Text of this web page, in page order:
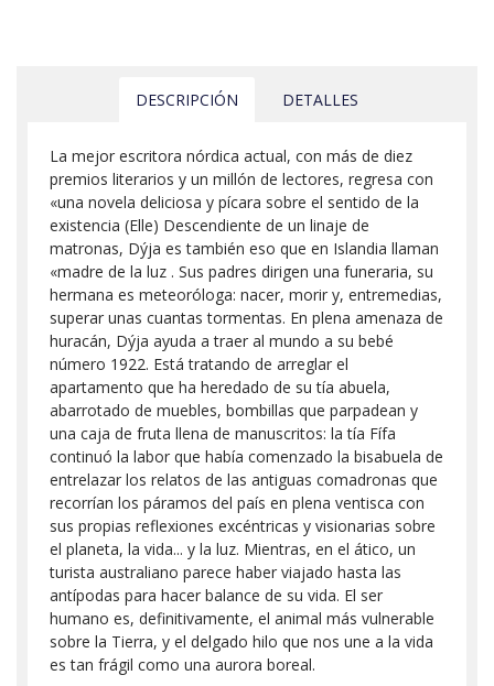
DESCRIPCIÓN DETALLES
La mejor escritora nórdica actual, con más de diez
premios literarios y un millón de lectores, regresa con
«una novela deliciosa y pícara sobre el sentido de la
existencia (Elle) Descendiente de un linaje de
matronas, Dýja es también eso que en Islandia llaman
«madre de la luz . Sus padres dirigen una funeraria, su
hermana es meteoróloga: nacer, morir y, entremedias,
superar unas cuantas tormentas. En plena amenaza de
huracán, Dýja ayuda a traer al mundo a su bebé
número 1922. Está tratando de arreglar el
apartamento que ha heredado de su tía abuela,
abarrotado de muebles, bombillas que parpadean y
una caja de fruta llena de manuscritos: la tía Fífa
continuó la labor que había comenzado la bisabuela de
entrelazar los relatos de las antiguas comadronas que
recorrían los páramos del país en plena ventisca con
sus propias reflexiones excéntricas y visionarias sobre
el planeta, la vida... y la luz. Mientras, en el ático, un
turista australiano parece haber viajado hasta las
antípodas para hacer balance de su vida. El ser
humano es, definitivamente, el animal más vulnerable
sobre la Tierra, y el delgado hilo que nos une a la vida
es tan frágil como una aurora boreal.